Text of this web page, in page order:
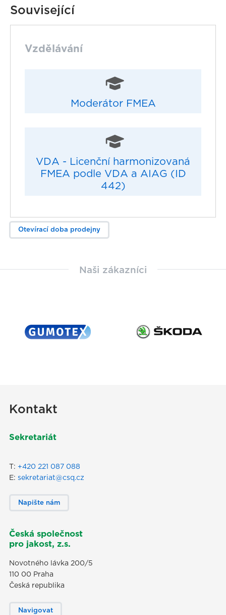
Související
Vzdělávání
Moderátor FMEA
VDA - Licenční harmonizovaná
FMEA podle VDA a AIAG (ID
442)
Otevírací doba prodejny
Naši zákazníci
Kontakt
Sekretariát
T: +420 221 087 088
E: sekretariat@csq.cz
Napište nám
Česká společnost
pro jakost, z.s.
Novotného lávka 200/5
110 00 Praha
Česká republika
Navigovat